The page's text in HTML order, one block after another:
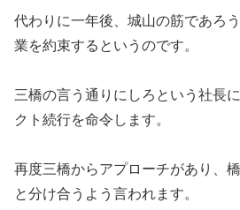
代わりに一年後、城山の筋であろ
業を約束するというのです。
三橋の言う通りにしろという社長
クト続行を命令します。
再度三橋からアプローチがあり、
と分け合うよう言われます。